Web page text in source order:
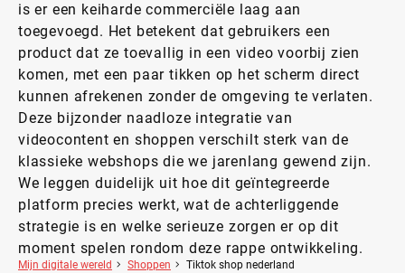
is er een keiharde commerciële laag aan
toegevoegd. Het betekent dat gebruikers een
product dat ze toevallig in een video voorbij zien
komen, met een paar tikken op het scherm direct
kunnen afrekenen zonder de omgeving te verlaten.
Deze bijzonder naadloze integratie van
videocontent en shoppen verschilt sterk van de
klassieke webshops die we jarenlang gewend zijn.
We leggen duidelijk uit hoe dit geïntegreerde
platform precies werkt, wat de achterliggende
strategie is en welke serieuze zorgen er op dit
moment spelen rondom deze rappe ontwikkeling.
Mijn digitale wereld Shoppen Tiktok shop nederland